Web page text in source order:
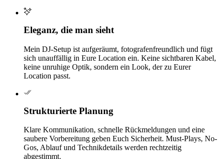
Eleganz, die man sieht
Mein DJ-Setup ist aufgeräumt, fotografenfreundlich und fügt
sich unauffällig in Eure Location ein. Keine sichtbaren Kabel,
keine unruhige Optik, sondern ein Look, der zu Eurer
Location passt.
Strukturierte Planung
Klare Kommunikation, schnelle Rückmeldungen und eine
saubere Vorbereitung geben Euch Sicherheit. Must-Plays, No-
Gos, Ablauf und Technikdetails werden rechtzeitig
abgestimmt.